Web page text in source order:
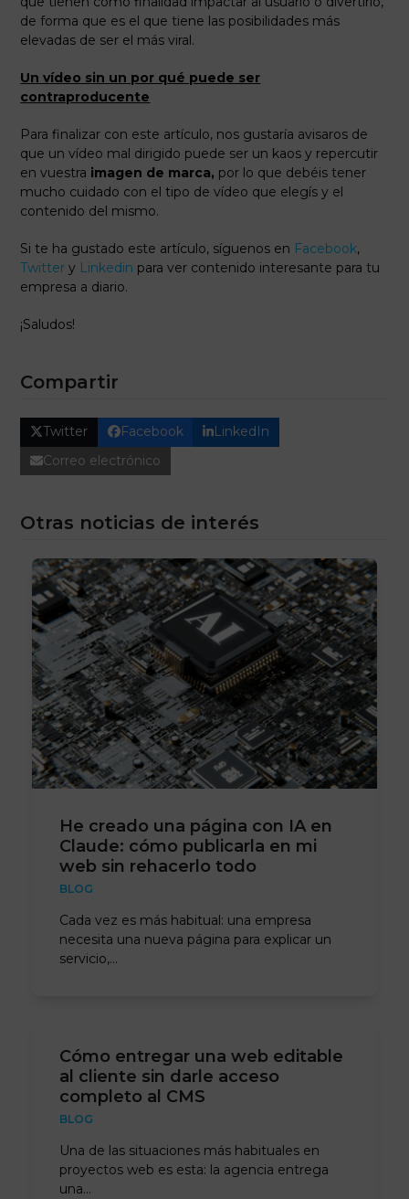
de forma que es el que tiene las posibilidades más
elevadas de ser el más viral.
Un vídeo sin un por qué puede ser
contraproducente
Para finalizar con este artículo, nos gustaría avisaros de
que un vídeo mal dirigido puede ser un kaos y repercutir
en vuestra imagen de marca, por lo que debéis tener
mucho cuidado con el tipo de vídeo que elegís y el
contenido del mismo.
Si te ha gustado este artículo, síguenos en Facebook,
Twitter y Linkedin para ver contenido interesante para tu
empresa a diario.
¡Saludos!
Compartir
Twitter Facebook
LinkedIn
Correo electrónico
Otras noticias de interés
He creado una página con IA en
Claude: cómo publicarla en mi
web sin rehacerlo todo
BLOG
Cada vez es más habitual: una empresa
necesita una nueva página para explicar un
servicio,…
Cómo entregar una web editable
al cliente sin darle acceso
completo al CMS
BLOG
Una de las situaciones más habituales en
proyectos web es esta: la agencia entrega
una…